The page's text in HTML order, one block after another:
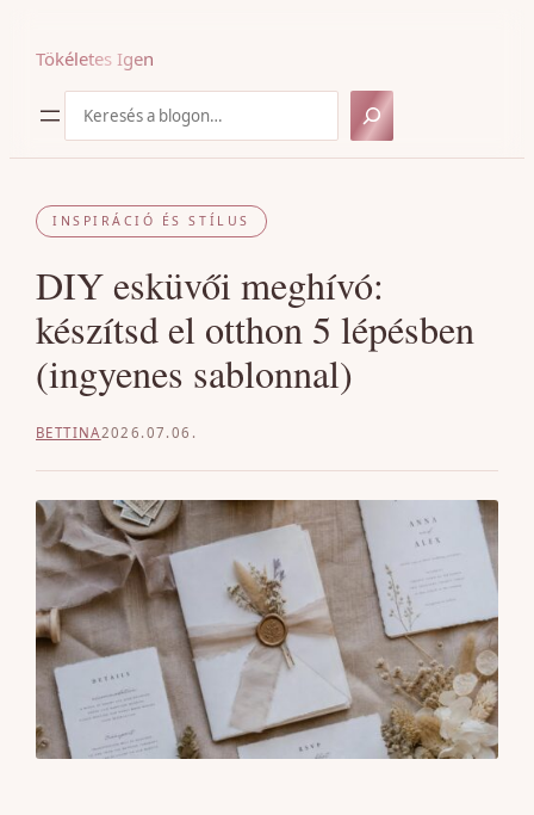
Tökéletes Igen
INSPIRÁCIÓ ÉS STÍLUS
DIY esküvői meghívó:
készítsd el otthon 5 lépésben
(ingyenes sablonnal)
BETTINA2026.07.06.